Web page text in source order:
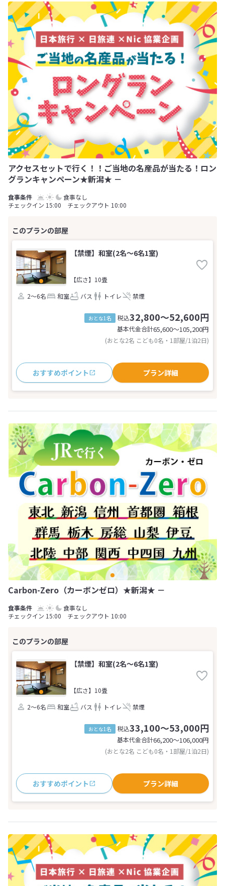
アクセスセットで行く！！ご当地の名産品が当たる！ロン
グランキャンペーン★新潟★ －
食事なし
チェックイン 15:00 チェックアウト 10:00
【禁煙】和室(2名～6名1室)
【広さ】10畳
2～6名
和室 バス トイレ 禁煙
おとな1名 税込32,800～52,600円
基本代金合計65,600〜105,200円
(おとな2名 こども0名・1部屋/1泊2日)
おすすめポイント プラン詳細
Carbon-Zero（カーボンゼロ）★新潟★ －
食事なし
チェックイン 15:00 チェックアウト 10:00
【禁煙】和室(2名～6名1室)
【広さ】10畳
2～6名
和室 バス トイレ 禁煙
おとな1名 税込33,100～53,000円
基本代金合計66,200〜106,000円
(おとな2名 こども0名・1部屋/1泊2日)
おすすめポイント プラン詳細